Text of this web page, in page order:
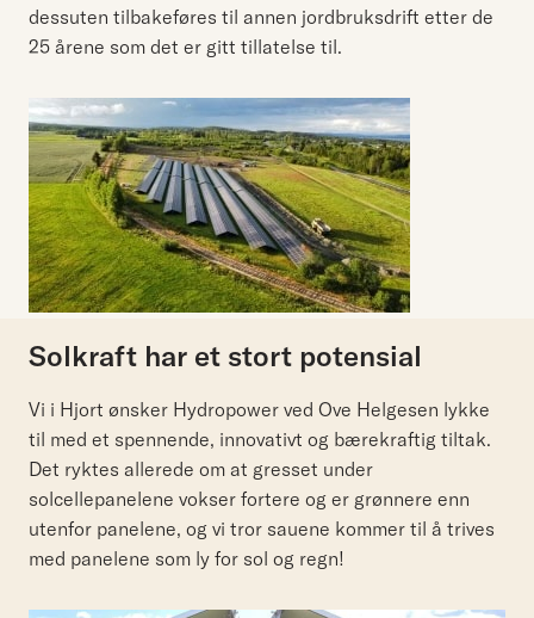
dessuten tilbakeføres til annen jordbruksdrift etter de
25 årene som det er gitt tillatelse til.
Solkraft har et stort potensial
Vi i Hjort ønsker Hydropower ved Ove Helgesen lykke
til med et spennende, innovativt og bærekraftig tiltak.
Det ryktes allerede om at gresset under
solcellepanelene vokser fortere og er grønnere enn
utenfor panelene, og vi tror sauene kommer til å trives
med panelene som ly for sol og regn!